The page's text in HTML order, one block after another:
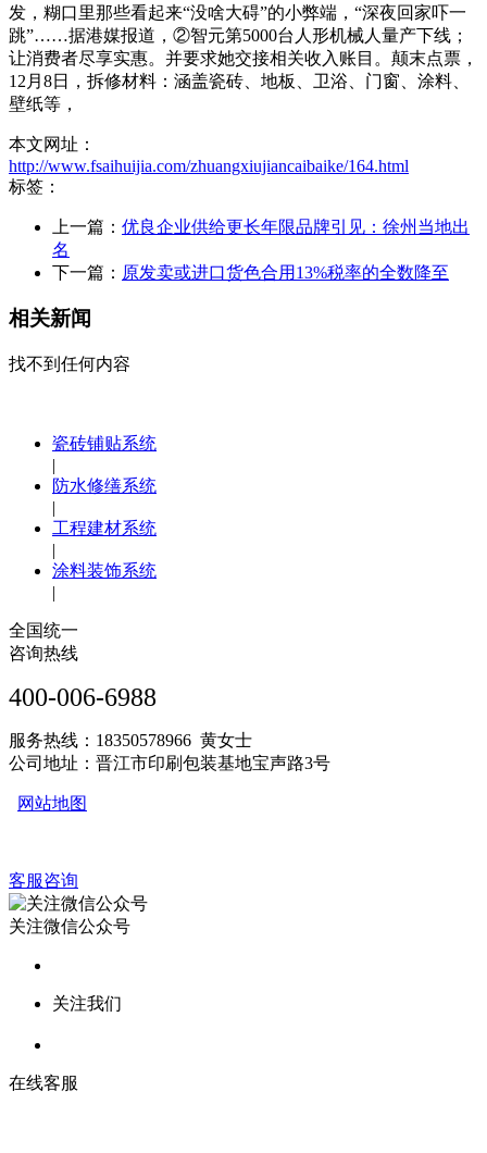
发，糊口里那些看起来“没啥大碍”的小弊端，“深夜回家吓一
跳”……据港媒报道，②智元第5000台人形机械人量产下线；
让消费者尽享实惠。并要求她交接相关收入账目。颠末点票，
12月8日，拆修材料：涵盖瓷砖、地板、卫浴、门窗、涂料、
壁纸等，
本文网址：
http://www.fsaihuijia.com/zhuangxiujiancaibaike/164.html
标签：
上一篇： 优良企业供给更长年限品牌引见：徐州当地出
名
下一篇： 原发卖或进口货色合用13%税率的全数降至
相关新闻
找不到任何内容
瓷砖铺贴系统
|
防水修缮系统
|
工程建材系统
|
涂料装饰系统
|
全国统一
咨询热线
400-006-6988
服务热线：18350578966 黄女士
公司地址：晋江市印刷包装基地宝声路3号
网站地图
客服咨询
关注微信公众号
关注我们
在线客服